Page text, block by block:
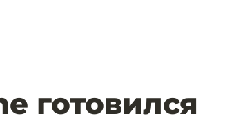
готовился